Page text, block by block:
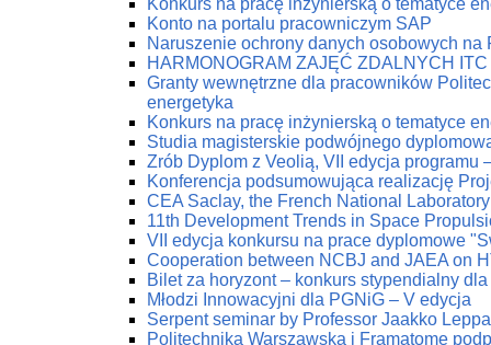
Konkurs na pracę inżynierską o tematyce
Konto na portalu pracowniczym SAP
Naruszenie ochrony danych osobowych na
HARMONOGRAM ZAJĘĆ ZDALNYCH ITC
Granty wewnętrzne dla pracowników
energetyka
Konkurs na pracę inżynierską o tematyce
Studia magisterskie podwójnego
Zrób Dyplom z Veolią, VII edycja programu
Konferencja podsumowująca realizację
CEA Saclay, the French National
11th Development Trends in Space
VII edycja konkursu na prace dyplomowe
Cooperation between NCBJ and JAEA on
Bilet za horyzont – konkurs stypendialny
Młodzi Innowacyjni dla PGNiG – V edycja
Serpent seminar by Professor Jaakko
Politechnika Warszawska i Framatome